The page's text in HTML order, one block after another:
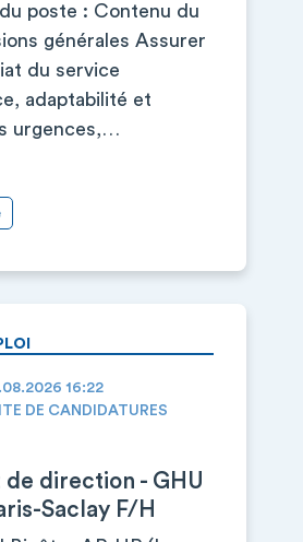
poste : Contenu du
générales Assurer
du service
adaptabilité et
urgences,…
16:22
DE CANDIDATURES
de direction - GHU
Saclay F/H